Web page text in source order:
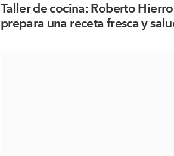
Taller de cocina: Roberto
prepara una receta fresca y